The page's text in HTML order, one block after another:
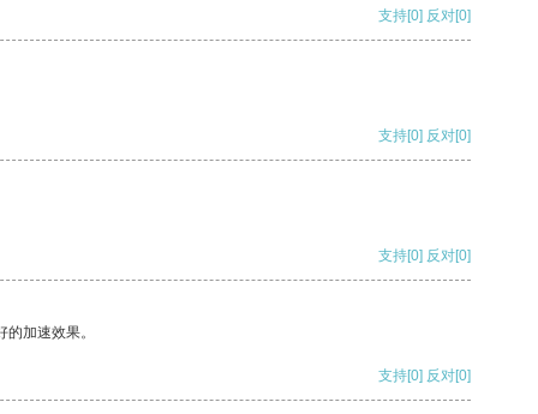
支持[0] 反对[0]
支持[0] 反对[0]
支持[0] 反对[0]
加速效果。
支持[0] 反对[0]